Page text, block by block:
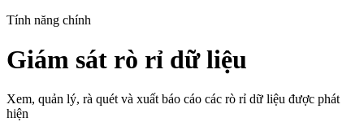
Tính năng chính
Giám sát rò rỉ dữ liệu
Xem, quản lý, rà quét và xuất báo cáo các rò rỉ dữ liệu được phát
hiện